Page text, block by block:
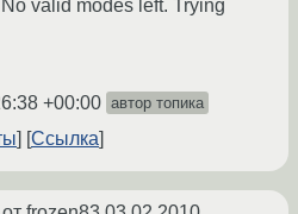
valid modes left. Trying
+00:00 автор топика
Ссылка